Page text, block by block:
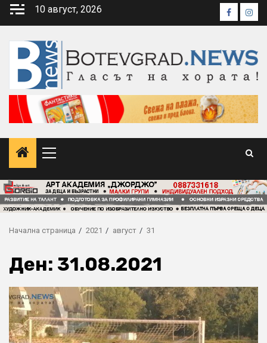
Skip
10 август, 2026 Facebook
Primary
Начална страница 2021 август 31
Ден: 31.08.2021